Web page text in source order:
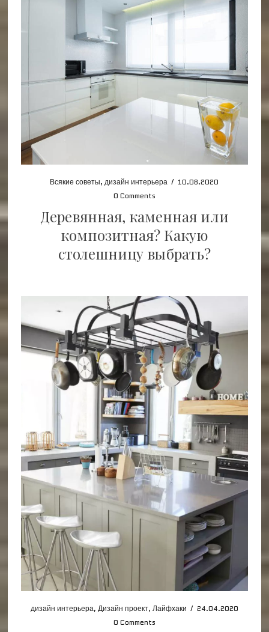
Всякие советы,дизайн интерьера / 10.08.2020
0 Comments
Деревянная, каменная или
композитная? Какую
столешницу выбрать?
дизайн интерьера, Дизайн проект, Лайфхаки / 24.04.2020
0 Comments